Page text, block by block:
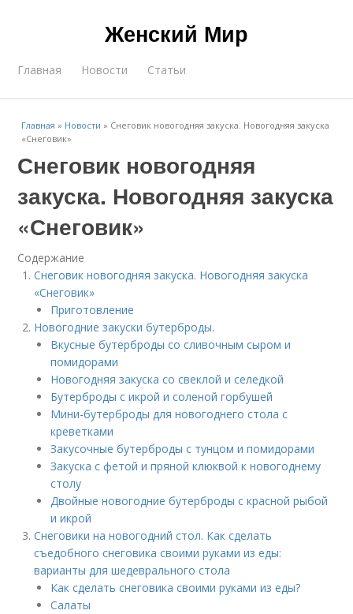
Женский Мир
Главная Новости Статьи
Главная » Новости » Снеговик новогодняя закуска. Новогодняя закуска
«Снеговик»
Снеговик новогодняя
закуска. Новогодняя закуска
«Снеговик»
Содержание
Снеговик новогодняя закуска. Новогодняя закуска
«Снеговик»
Приготовление
Новогодние закуски бутерброды.
Вкусные бутерброды со сливочным сыром и
помидорами
Новогодняя закуска со свеклой и селедкой
Бутерброды с икрой и соленой горбушей
Мини-бутерброды для новогоднего стола с
креветками
Закусочные бутерброды с тунцом и помидорами
Закуска с фетой и пряной клюквой к новогоднему
столу
Двойные новогодние бутерброды с красной рыбой
и икрой
Снеговики на новогодний стол. Как сделать
съедобного снеговика своими руками из еды:
варианты для шедеврального стола
Как сделать снеговика своими руками из еды?
Салаты